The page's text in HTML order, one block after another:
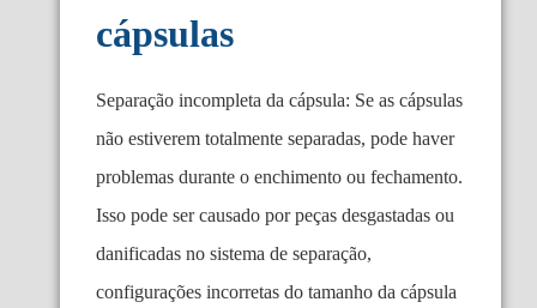
cápsulas
Separação incompleta da cápsula: Se as cápsulas
não estiverem totalmente separadas, pode haver
problemas durante o enchimento ou fechamento.
Isso pode ser causado por peças desgastadas ou
danificadas no sistema de separação,
configurações incorretas do tamanho da cápsula